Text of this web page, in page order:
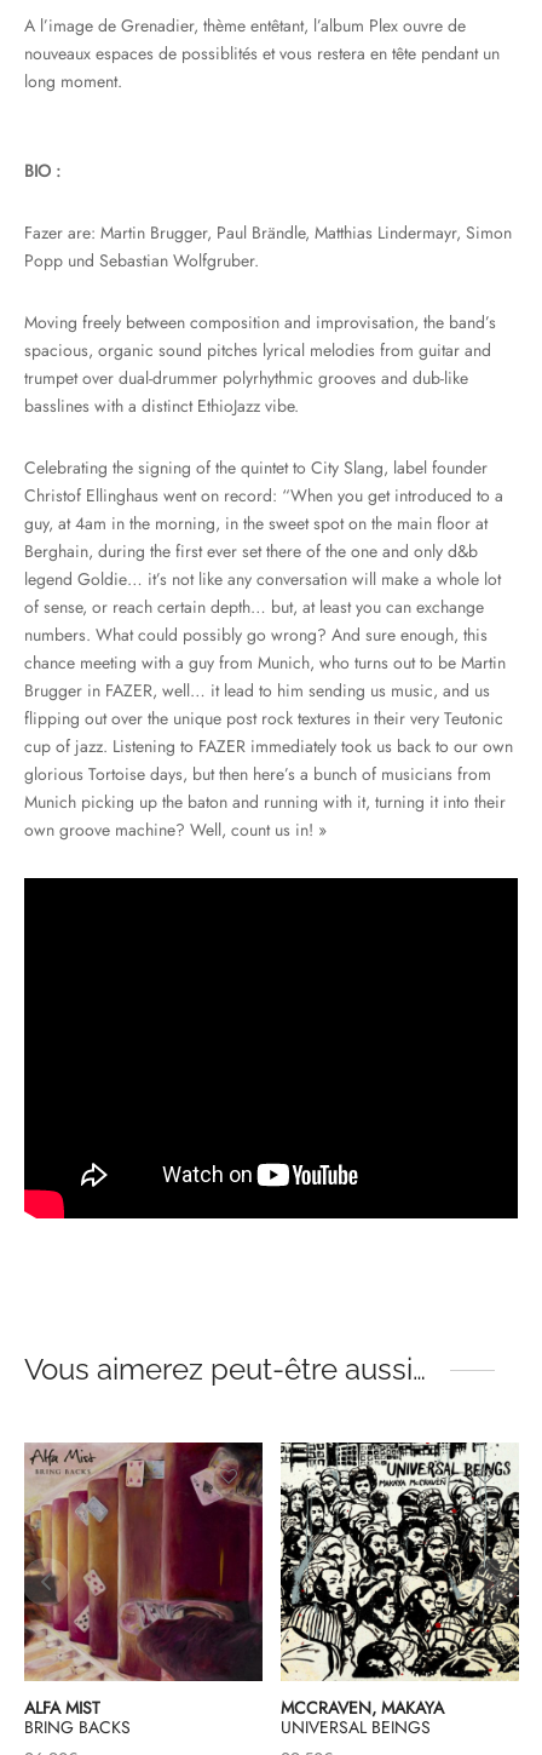
A l’image de Grenadier, thème entêtant, l’album Plex ouvre de
nouveaux espaces de possiblités et vous restera en tête pendant un
long moment.
BIO :
Fazer are: Martin Brugger, Paul Brändle, Matthias Lindermayr, Simon
Popp und Sebastian Wolfgruber.
Moving freely between composition and improvisation, the band’s
spacious, organic sound pitches lyrical melodies from guitar and
trumpet over dual-drummer polyrhythmic grooves and dub-like
basslines with a distinct EthioJazz vibe.
Celebrating the signing of the quintet to City Slang, label founder
Christof Ellinghaus went on record: “When you get introduced to a
guy, at 4am in the morning, in the sweet spot on the main floor at
Berghain, during the first ever set there of the one and only d&b
legend Goldie… it’s not like any conversation will make a whole lot
of sense, or reach certain depth… but, at least you can exchange
numbers. What could possibly go wrong? And sure enough, this
chance meeting with a guy from Munich, who turns out to be Martin
Brugger in FAZER, well… it lead to him sending us music, and us
flipping out over the unique post rock textures in their very Teutonic
cup of jazz. Listening to FAZER immediately took us back to our own
glorious Tortoise days, but then here’s a bunch of musicians from
Munich picking up the baton and running with it, turning it into their
own groove machine? Well, count us in! »
Vous aimerez peut-être aussi…
ALFA MIST
BRING BACKS
MCCRAVEN, MAKAYA
UNIVERSAL BEINGS